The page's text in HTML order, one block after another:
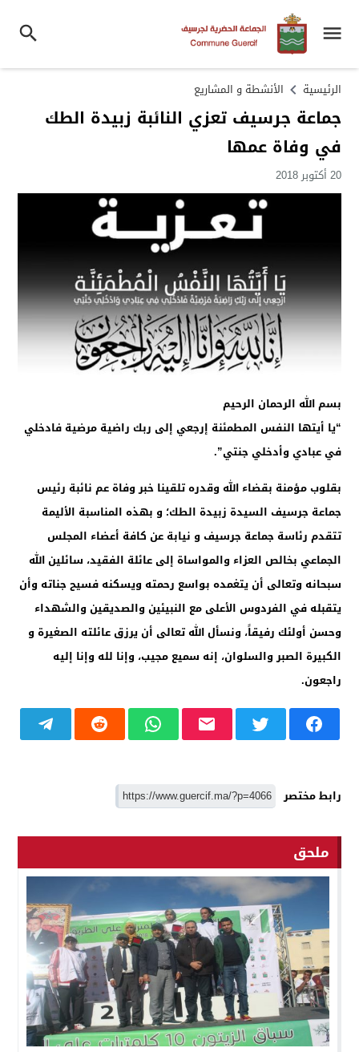
الرئيسية الأنشطة و المشاريع
جماعة جرسيف تعزي النائبة زبيدة الطك
في وفاة عمها
20 أكتوبر 2018
بسم الله الرحمان الرحيم
“يا أيتها النفس المطمئنة إرجعي إلى ربك راضية مرضية فادخلي
في عبادي وأدخلي جنتي”.
بقلوب مؤمنة بقضاء الله وقدره تلقينا خبر وفاة عم نائبة رئيس
جماعة جرسيف السيدة زبيدة الطك؛ و بهذه المناسبة الأليمة
تتقدم رئاسة جماعة جرسيف و نيابة عن كافة أعضاء المجلس
الجماعي بخالص العزاء والمواساة إلى عائلة الفقيد، سائلين الله
سبحانه وتعالى أن يتغمده بواسع رحمته ويسكنه فسيح جناته وأن
يتقبله في الفردوس الأعلى مع النبيئين والصديقين والشهداء
وحسن أولئك رفيقاً، ونسأل الله تعالى أن يرزق عائلته الصغيرة و
الكبيرة الصبر والسلوان، إنه سميع مجيب، وإنا لله وإنا إليه
راجعون.
رابط مختصر
ملحق